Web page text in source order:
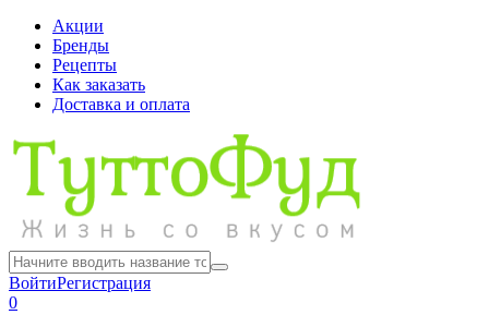
Акции
Бренды
Рецепты
Как заказать
Доставка и оплата
ВойтиРегистрация
0